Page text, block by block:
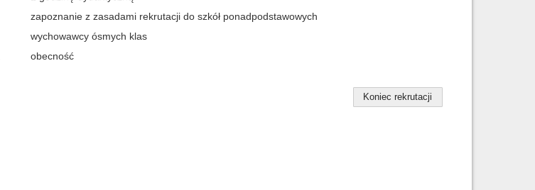
zapoznanie z zasadami rekrutacji do szkół ponadpodstawowych
wychowawcy ósmych klas
obecność
Koniec rekrutacji